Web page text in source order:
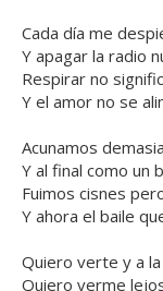
Cada día me
Y apagar la radio
Respirar no
Y el amor no se
Acunamos
Y al final como un
Fuimos cisnes
Y ahora el baile
Quiero verte y a
Quiero verme